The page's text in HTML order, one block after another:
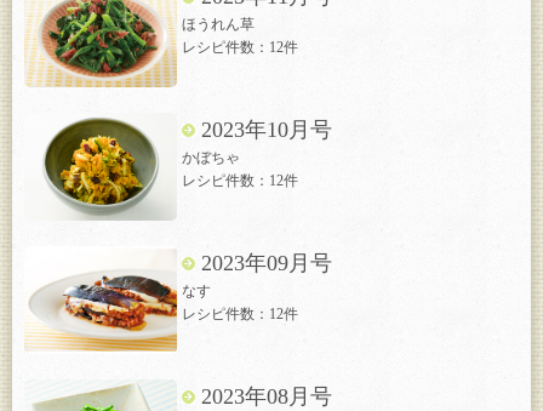
ほうれん草
レシピ件数：12件
2023年10月号
かぼちゃ
レシピ件数：12件
2023年09月号
なす
レシピ件数：12件
2023年08月号